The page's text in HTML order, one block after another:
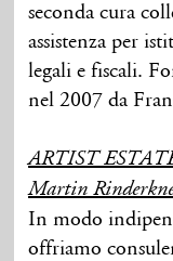
seconda cura
assistenza per
legali e fiscali.
nel 2007 da
ARTIST
Martin
In modo
offriamo